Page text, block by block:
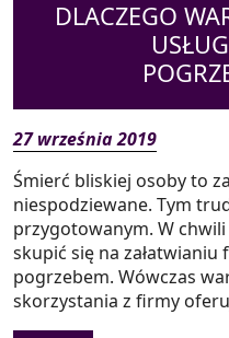
DLACZEGO
27 września 2019
Śmierć bliskiej osoby to
niespodziewane. Tym
przygotowanym. W chwili
skupić się na
pogrzebem. Wówczas
skorzystania z firmy